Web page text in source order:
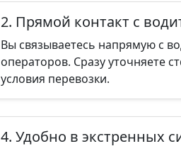
2. Прямой контакт с
Вы связываетесь напрямую с
операторов. Сразу уточняете
условия перевозки.
4. Удобно в экстренных